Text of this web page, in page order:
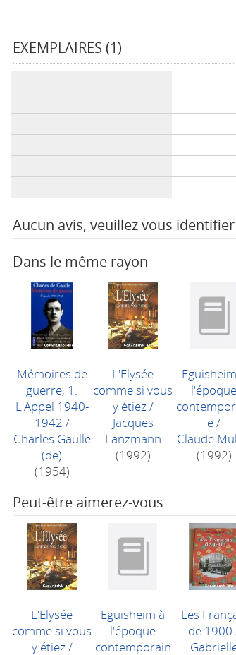
EXEMPLAIRES (1)
Aucun avis, veuillez vous
Dans le même rayon
Mémoires de
guerre, 1.
L'Appel 1940-
1942 /
Charles Gaulle
(de)
(1954)
L'Elysée
comme si vous
y étiez/
Jacques
Lanzmann
(1992)
l'époque
e/
Claude
(1992)
Peut-être aimerez-vous
L'Elysée
comme si vous
y étiez/
Eguisheim à
l'époque
contemporain
Les
de 1900